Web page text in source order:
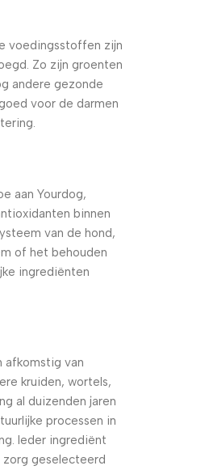
voedingsstoffen zijn
Zo zijn groenten
andere gezonde
voor de darmen
aan Yourdog,
binnen
van de hond,
of het behouden
ingrediënten
afkomstig van
kruiden, wortels,
al duizenden jaren
processen in
Ieder ingrediënt
zorg geselecteerd